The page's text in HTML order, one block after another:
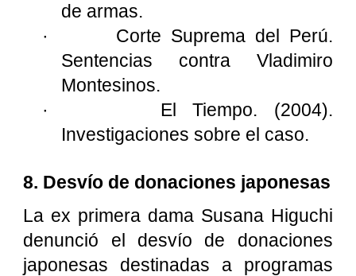
de armas.
·
Corte Suprema del Perú.
Sentencias contra Vladimiro
Montesinos.
·
El Tiempo. (2004).
Investigaciones sobre el caso.
8. Desvío de donaciones japonesas
La ex primera dama Susana Higuchi
denunció el desvío de donaciones
japonesas destinadas a programas